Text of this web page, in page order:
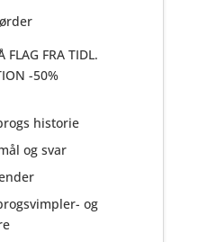
FLAG FRA TIDL.
-50%
historie
og svar
og